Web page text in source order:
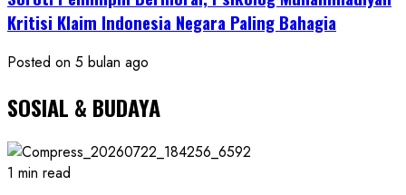
Kritisi Klaim Indonesia Negara Paling Bahagia
Posted on 5 bulan ago
SOSIAL & BUDAYA
1 min read